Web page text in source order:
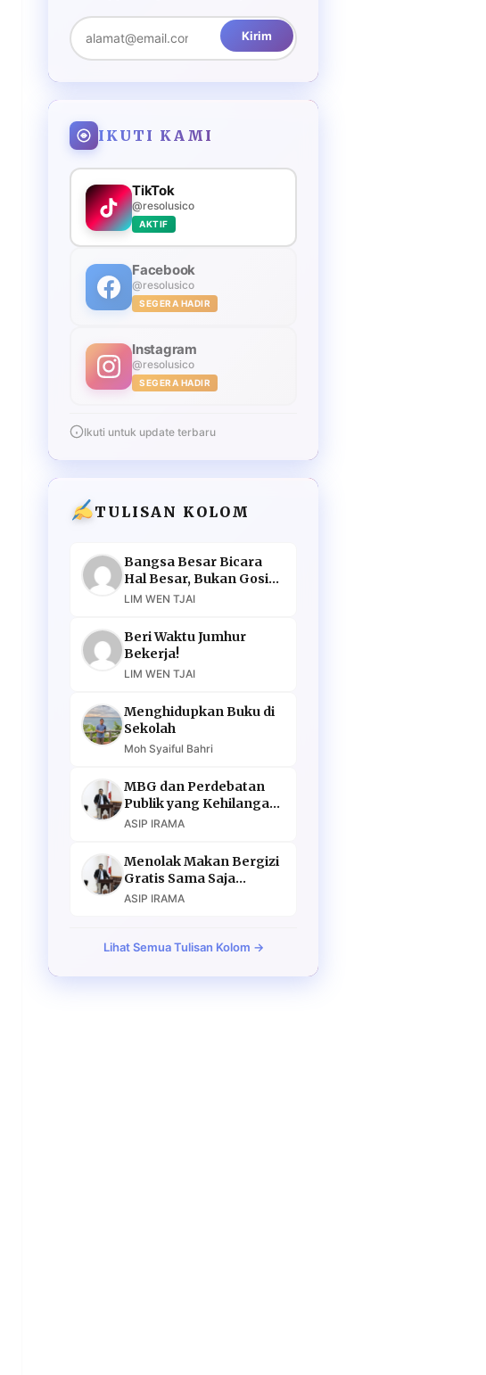
Kirim
IKUTI KAMI
TikTok
@resolusico
AKTIF
Facebook
@resolusico
SEGERA HADIR
Instagram
@resolusico
SEGERA HADIR
Ikuti untuk update terbaru
TULISAN KOLOM
Bangsa Besar Bicara
Hal Besar, Bukan Gosip
Murahan
LIM WEN TJAI
Beri Waktu Jumhur
Bekerja!
LIM WEN TJAI
Menghidupkan Buku di
Sekolah
Moh Syaiful Bahri
MBG dan Perdebatan
Publik yang Kehilangan
Argumen
ASIP IRAMA
Menolak Makan Bergizi
Gratis Sama Saja
Menolak Masa Depan
ASIP IRAMA
Lihat Semua Tulisan Kolom →